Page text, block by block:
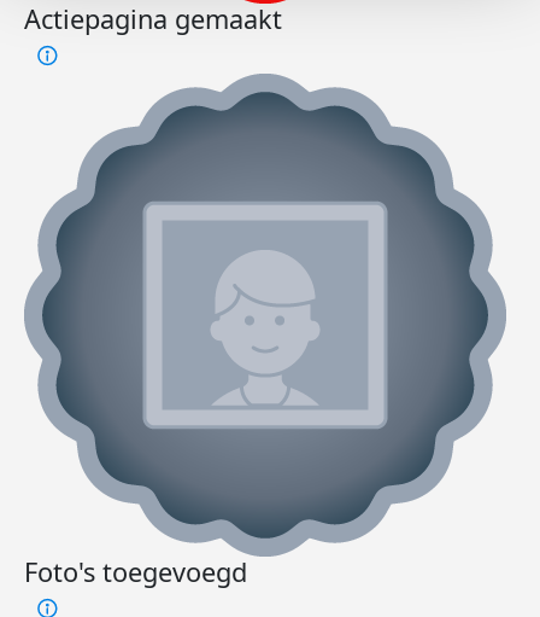
Actiepagina gemaakt
Foto's toegevoegd